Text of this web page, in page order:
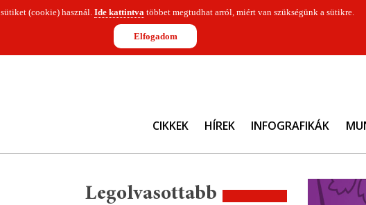
(cookie) használ.Ide kattintvatöbbet megtudhat arról, miért van szükségünk a sütikre.
Elfogadom
CIKKEK HÍREK INFOGRAFIKÁK
Legolvasottabb